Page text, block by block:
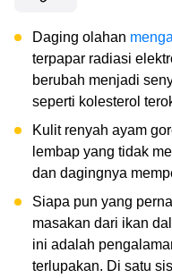
Daging olahan
terpapar radiasi
berubah menjadi
seperti kolesterol
Kulit renyah ayam
lembap yang tidak
dan dagingnya
Siapa pun yang
masakan dari ikan
ini adalah
terlupakan. Di satu